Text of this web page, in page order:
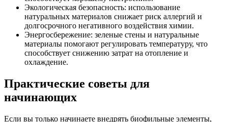
Экологическая безопасность: использование
натуральных материалов снижает риск аллергий и
долгосрочного негативного воздействия химии.
Энергосбережение: зеленые стены и натуральные
материалы помогают регулировать температуру, что
способствует снижению затрат на отопление и
охлаждение.
Практические советы для
начинающих
Если вы только начинаете внедрять биофильные элементы,